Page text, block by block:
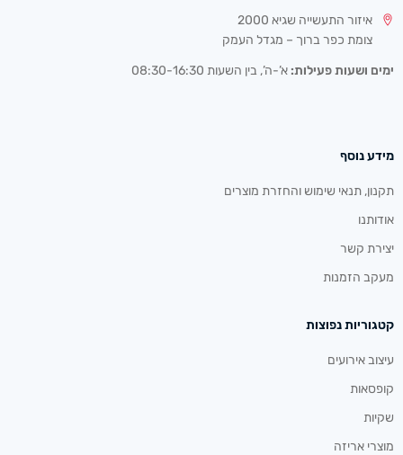
איזור התעשייה שגיא 2000
צומת כפר ברוך – מגדל העמק
ימים ושעות פעילות: א’-ה’, בין השעות 08:30-16:30
מידע נוסף
תקנון, תנאי שימוש והחזרת מוצרים
אודותנו
יצירת קשר
מעקב הזמנות
קטגוריות נפוצות
עיצוב אירועים
קופסאות
שקיות
מוצרי אריזה